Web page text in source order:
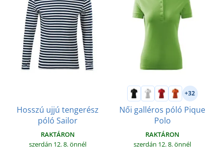
Hosszú ujjú tengerész
póló Sailor
RAKTÁRON
szerdán 12. 8.önnél
+32
Női galléros póló Pique
Polo
RAKTÁRON
szerdán 12. 8.önnél